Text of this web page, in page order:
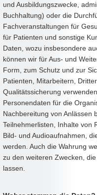
und Ausbildungszwecke,
Buchhaltung) oder die
Fachveranstaltungen für
für Patienten und sonstige
Daten, wozu insbesondere
können wir für Aus- und
Form, zum Schutz und zur
Patienten, Mitarbeitern,
Qualitätssicherung
Personendaten für die
Nachbereitung von Anlässen
Teilnehmerlisten, Inhalte von
Bild- und Audioaufnahmen,
werden. Auch die Wahrung
zu den weiteren Zwecken,
lassen.